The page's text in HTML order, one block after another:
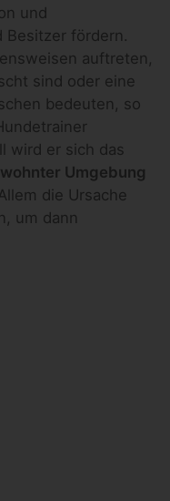
und
Besitzer fördern.
auftreten,
sind oder eine
bedeuten, so
wird er sich das
Umgebung
die Ursache
um dann